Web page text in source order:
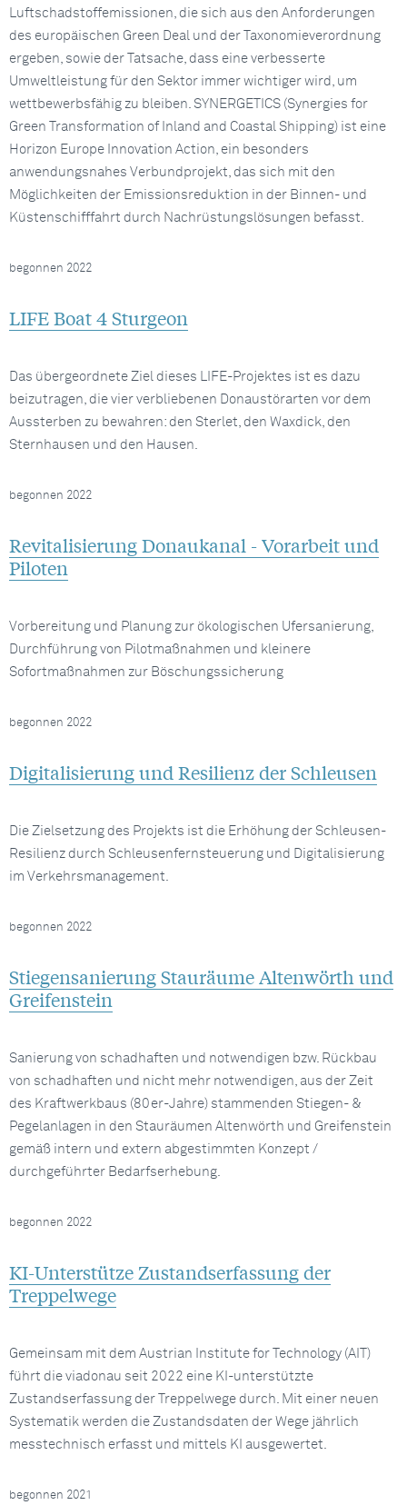
Luftschadstoffemissionen, die sich aus den Anforderungen
des europäischen Green Deal und der Taxonomieverordnung
ergeben, sowie der Tatsache, dass eine verbesserte
Umweltleistung für den Sektor immer wichtiger wird, um
wettbewerbsfähig zu bleiben. SYNERGETICS (Synergies for
Green Transformation of Inland and Coastal Shipping) ist eine
Horizon Europe Innovation Action, ein besonders
anwendungsnahes Verbundprojekt, das sich mit den
Möglichkeiten der Emissionsreduktion in der Binnen- und
Küstenschifffahrt durch Nachrüstungslösungen befasst.
LIFE Boat 4 Sturgeon
begonnen 2022
Das übergeordnete Ziel dieses LIFE-Projektes ist es dazu
beizutragen, die vier verbliebenen Donaustörarten vor dem
Aussterben zu bewahren: den Sterlet, den Waxdick, den
Sternhausen und den Hausen.
Revitalisierung Donaukanal - Vorarbeit und
Piloten
begonnen 2022
Vorbereitung und Planung zur ökologischen Ufersanierung,
Durchführung von Pilotmaßnahmen und kleinere
Sofortmaßnahmen zur Böschungssicherung
Digitalisierung und Resilienz der Schleusen
begonnen 2022
Die Zielsetzung des Projekts ist die Erhöhung der Schleusen-
Resilienz durch Schleusenfernsteuerung und Digitalisierung
im Verkehrsmanagement.
Stiegensanierung Stauräume Altenwörth und
Greifenstein
begonnen 2022
Sanierung von schadhaften und notwendigen bzw. Rückbau
von schadhaften und nicht mehr notwendigen, aus der Zeit
des Kraftwerkbaus (80er-Jahre) stammenden Stiegen- &
Pegelanlagen in den Stauräumen Altenwörth und Greifenstein
gemäß intern und extern abgestimmten Konzept /
durchgeführter Bedarfserhebung.
KI-Unterstütze Zustandserfassung der
Treppelwege
begonnen 2022
Gemeinsam mit dem Austrian Institute for Technology (AIT)
führt die viadonau seit 2022 eine KI-unterstützte
Zustandserfassung der Treppelwege durch. Mit einer neuen
Systematik werden die Zustandsdaten der Wege jährlich
messtechnisch erfasst und mittels KI ausgewertet.
begonnen 2021